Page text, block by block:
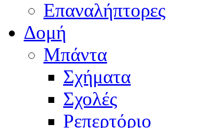
Επαναλήπτορες
Δομή
Μπάντα
Σχήματα
Σχολές
Ρεπερτόριο